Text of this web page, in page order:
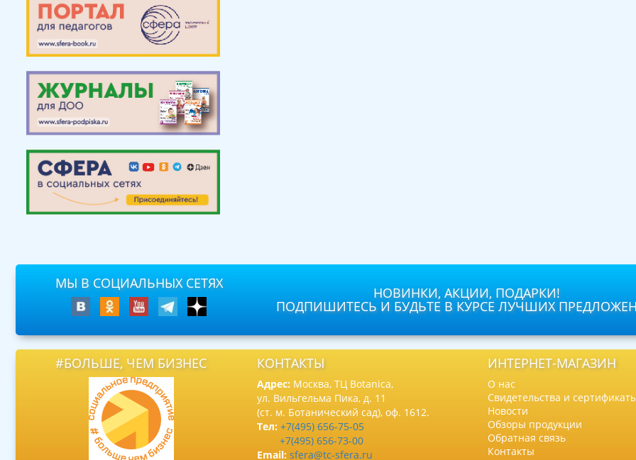
МЫ В СОЦИАЛЬНЫХ СЕТЯХ
НОВИНКИ, АКЦИИ, ПОДАРКИ!
ПОДПИШИТЕСЬ И БУДЬТЕ В КУРСЕ ЛУЧШИХ
#БОЛЬШЕ, ЧЕМ БИЗНЕС КОНТАКТЫ
Адрес: Москва, ТЦ Botanica,
ул. Вильгельма Пика, д. 11
(ст. м. Ботанический сад), оф. 1612.
Тел: +7(495) 656-75-05
+7(495) 656-73-00
Email: sfera@tc-sfera.ru
ИНТЕРНЕТ-МАГАЗИН
О нас
Свидетельства и
Новости
Обзоры продукции
Обратная связь
Контакты